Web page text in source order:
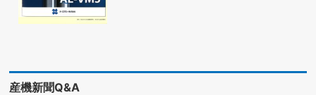
産機新聞Q&A